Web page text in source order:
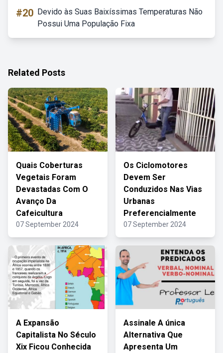
#20 Devido às Suas Baixíssimas Temperaturas Não
Possui Uma População Fixa
Related Posts
Quais Coberturas
Vegetais Foram
Devastadas Com O
Avanço Da
Cafeicultura
07 September 2024
Os Ciclomotores
Devem Ser
Conduzidos Nas Vias
Urbanas
Preferencialmente
07 September 2024
A Expansão
Capitalista No Século
Xix Ficou Conhecida
Assinale A única
Alternativa Que
Apresenta Um